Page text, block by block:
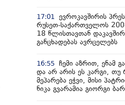
17:01
ევროკავშირის
რუსეთ-საქართველოს
18 წლისთავთან
განცხადებას ავრცელებს
16:55 ჩემი აზრით, ენამ
და არ არის ეს კარგი, თუ
მეპარება ეჭვი, მისი
ნიკა გვარამია გიორგი